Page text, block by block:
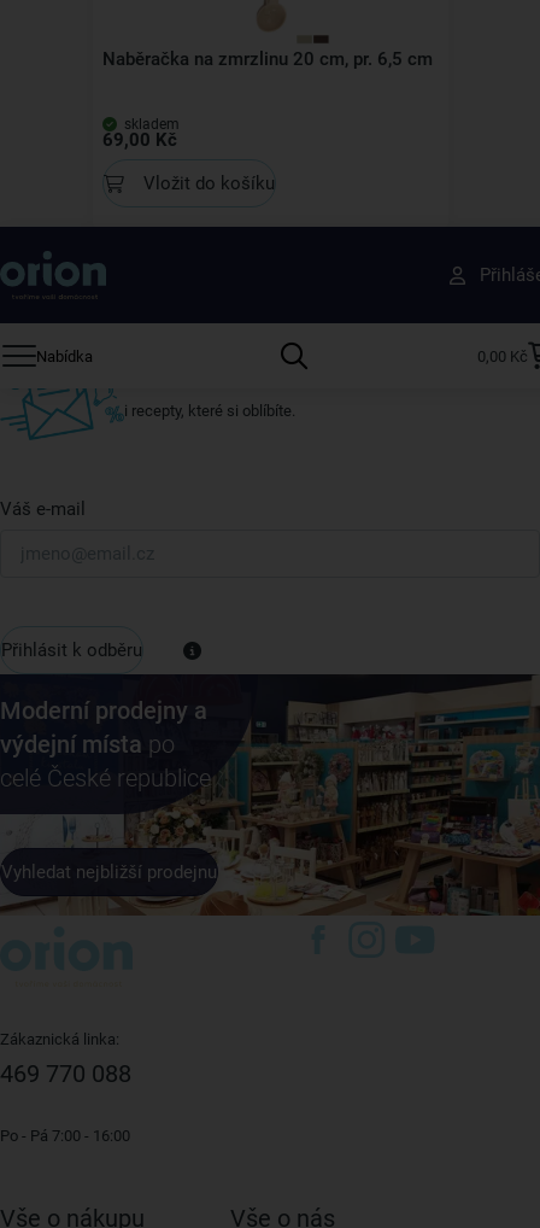
Naběračka na zmrzlinu 20 cm, pr. 6,5 cm
skladem
69,00 Kč
Vložit do košíku
Nabídka 0,00 Kč
Získejte rady, recepty a tipy na slevy dřív než
ostatní
Přihlaste se k odběru našeho newsletteru.
i recepty, které si oblíbíte.
Váš e-mail
Přihlásit k odběru
Moderní prodejny a
výdejní místa po
celé České republice
Vyhledat nejbližší prodejnu
Zákaznická linka:
469 770 088
Po - Pá 7:00 - 16:00
Vše o nákupu Vše o nás